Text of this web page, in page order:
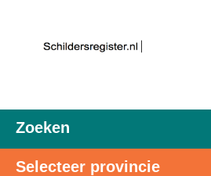
Zoeken
Selecteer provincie